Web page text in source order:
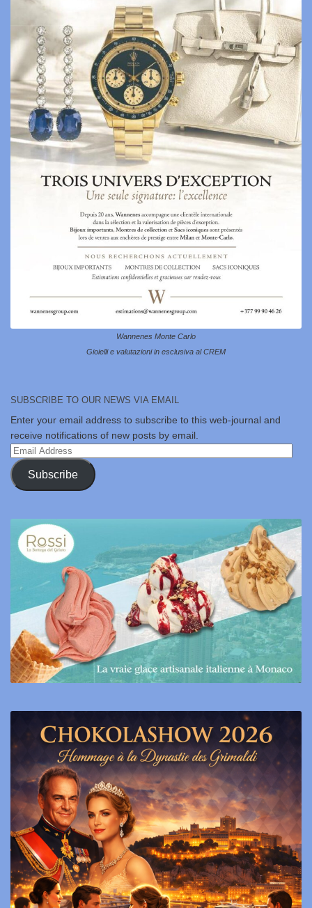
Wannenes Monte Carlo
Gioielli e valutazioni in esclusiva al CREM
SUBSCRIBE TO OUR NEWS VIA EMAIL
Enter your email address to subscribe to this web-journal and
receive notifications of new posts by email.
Email
Address
Subscribe